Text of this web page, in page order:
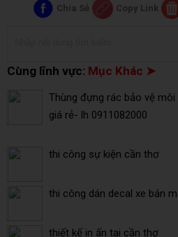
Chia Sẻ Copy Link
Cùng lĩnh vực: Mục Khác ➤
Thùng đựng rác bảo vệ
giá rẻ- lh 0911082000
thi công sự kiện cần thơ
thi công dán decal xe bán
thiết kế in ấn tại cần thơ